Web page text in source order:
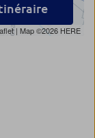
| Map ©2026 HERE